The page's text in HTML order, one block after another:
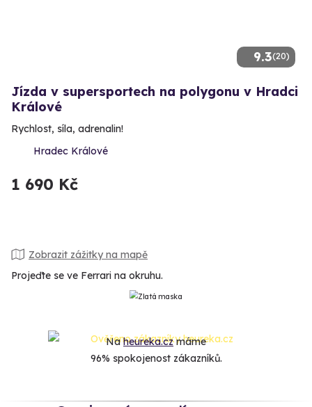
9.3(20)
Jízda v supersportech na polygonu v Hradci
Králové
Rychlost, síla, adrenalin!
Hradec Králové
1 690 Kč
Zobrazit zážitky na mapě
Projeďte se ve Ferrari na okruhu.
Naheureka.czmáme
96% spokojenost zákazníků.